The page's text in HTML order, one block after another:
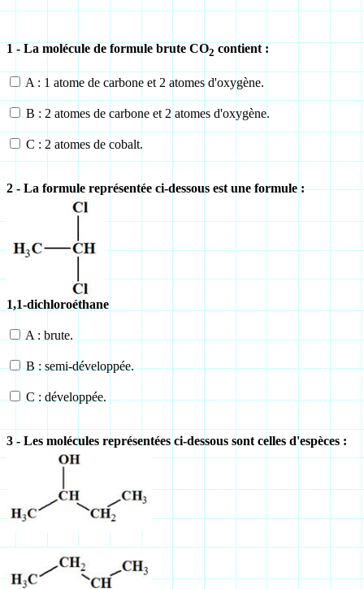
1 - La molécule de formule brute CO2 contient :
A : 1 atome de carbone et 2 atomes d'oxygène.
B : 2 atomes de carbone et 2 atomes d'oxygène.
C : 2 atomes de cobalt.
2 - La formule représentée ci-dessous est une formule :
1,1-dichloroéthane
A : brute.
B : semi-développée.
C : développée.
3 - Les molécules représentées ci-dessous sont celles d'espèces :